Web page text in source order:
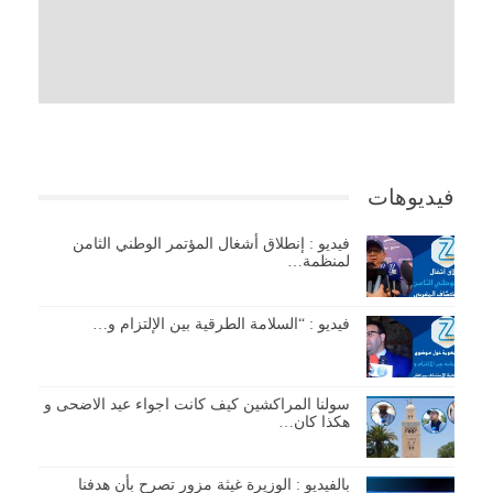
فيديوهات
فيديو : إنطلاق أشغال المؤتمر الوطني الثامن
لمنظمة…
فيديو : “السلامة الطرقية بين الإلتزام و…
سولنا المراكشين كيف كانت اجواء عيد الاضحى و
هكذا كان…
بالفيديو : الوزيرة غيثة مزور تصرح بأن هدفنا